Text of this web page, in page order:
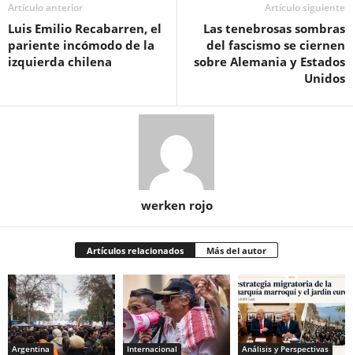
Artículo anterior
Luis Emilio Recabarren, el
pariente incómodo de la
izquierda chilena
Artículo siguiente
Las tenebrosas sombras
del fascismo se ciernen
sobre Alemania y Estados
Unidos
werken rojo
Artículos relacionados Más del autor
Argentina Internacional Análisis y Perspectivas